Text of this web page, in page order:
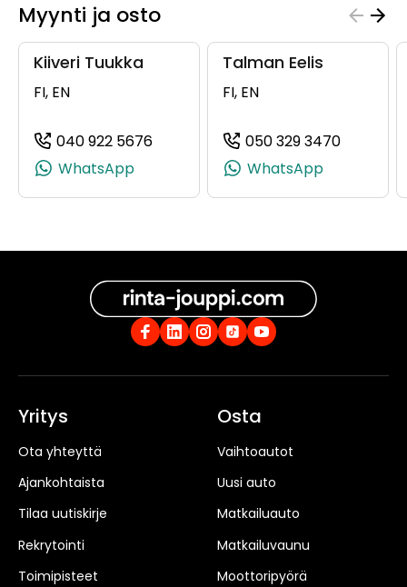
Myynti ja osto
Kiiveri Tuukka
FI, EN
040 922 5676
(+358409225676, 0409225676,
WhatsApp
Talman Eelis
FI, EN
050 329 3470
WhatsApp
Yritys
Ota yhteyttä
Ajankohtaista
Tilaa uutiskirje
Rekrytointi
Toimipisteet
Osta
Vaihtoautot
Uusi auto
Matkailuauto
Matkailuvaunu
Moottoripyörä